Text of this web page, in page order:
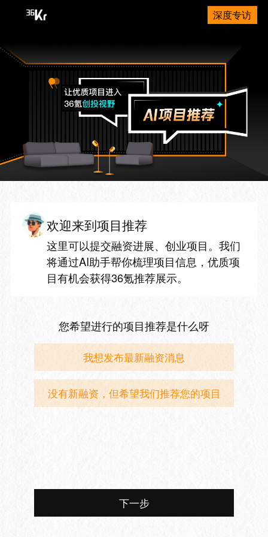
深度专访
欢迎来到项目推荐
这里可以提交融资进展、创业项目。我们
将通过AI助手帮你梳理项目信息，优质项
目有机会获得36氪推荐展示。
您希望进行的项目推荐是什么呀
我想发布最新融资消息
没有新融资，但希望我们推荐您的项目
下一步